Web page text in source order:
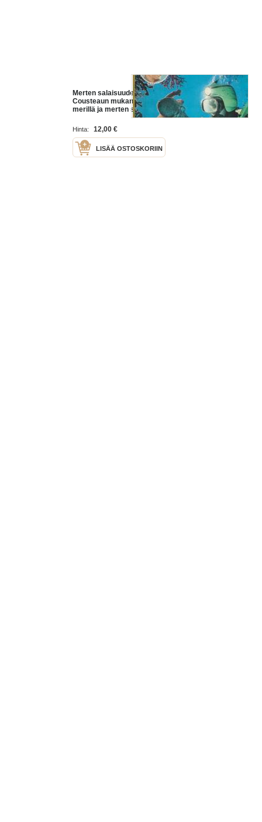
Merten salaisuudet Kapteeni
Cousteaun mukana maailman
merillä ja merten syvyyksissä
1976 nrot 1-6,8,10-25,28,32,47,48
ja 50 yht 27 lehteä
Hinta: 12,00 €
LISÄÄ OSTOSKORIIN